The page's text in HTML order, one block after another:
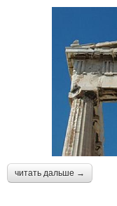
читать дальше →